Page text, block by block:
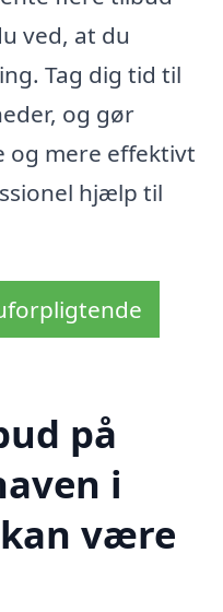
ved, at du
Tag dig tid til
og gør
og mere effektivt
hjælp til
på
i
være